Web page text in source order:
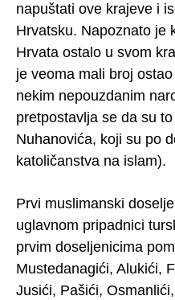
napuštati ove krajeve i
Hrvatsku. Napoznato je
Hrvata ostalo u svom
je veoma mali broj
nekim nepouzdanim
pretpostavlja se da su
Nuhanovića, koji su po
katoličanstva na islam).
Prvi muslimanski
uglavnom pripadnici
prvim doseljenicima
Mustedanagići, Alukići,
Jusići, Pašići,